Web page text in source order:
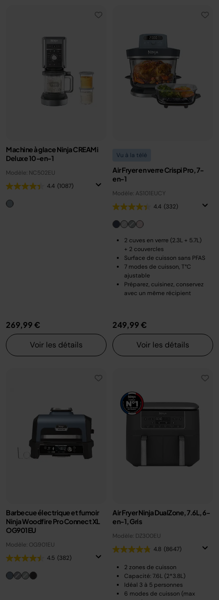
Machine à glace Ninja CREAMi
Deluxe 10-en-1
Modèle: NC502EU
4.4 (1087)
269,99 €
Voir les détails
Vu à la télé
Air Fryer en verre Crispi Pro, 7-
en-1
Modèle: AS101EUCY
4.4 (332)
2 cuves en verre (2.3L + 5.7L)
+ 2 couvercles
Surface de cuisson sans PFAS
7 modes de cuisson, T°C
ajustable
Préparez, cuisinez, conservez
avec un même récipient
249,99 €
Voir les détails
Barbecue électrique et fumoir
Ninja Woodfire Pro Connect XL
OG901EU
Modèle: OG901EU
4.5 (382)
Air Fryer Ninja DualZone, 7.6L, 6-
en-1, Gris
Modèle: DZ300EU
4.8 (8647)
2 zones de cuisson
Capacité: 7.6L (2*3.8L)
Idéal 3 à 5 personnes
6 modes de cuisson (max